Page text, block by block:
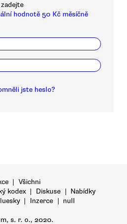
hodnotě 50 Kč měsíčně
jste heslo?
| Všichni
kodex | Diskuse | Nabídky
| Inzerce | null
s. r. o., 2020.